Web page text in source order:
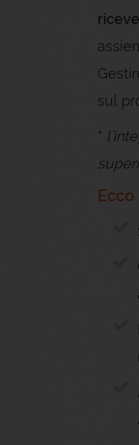
sul
*